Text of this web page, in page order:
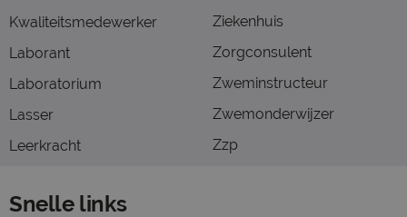
Kwaliteitsmedewerker
Laborant
Laboratorium
Lasser
Leerkracht
Ziekenhuis
Zorgconsulent
Zweminstructeur
Zwemonderwijzer
Zzp
Snelle links